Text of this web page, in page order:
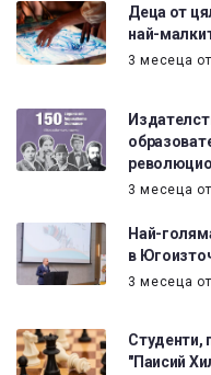
Деца от
най-
3 месеца
3 месеца
Най-
в
3 месеца
Студенти,
"Паисий